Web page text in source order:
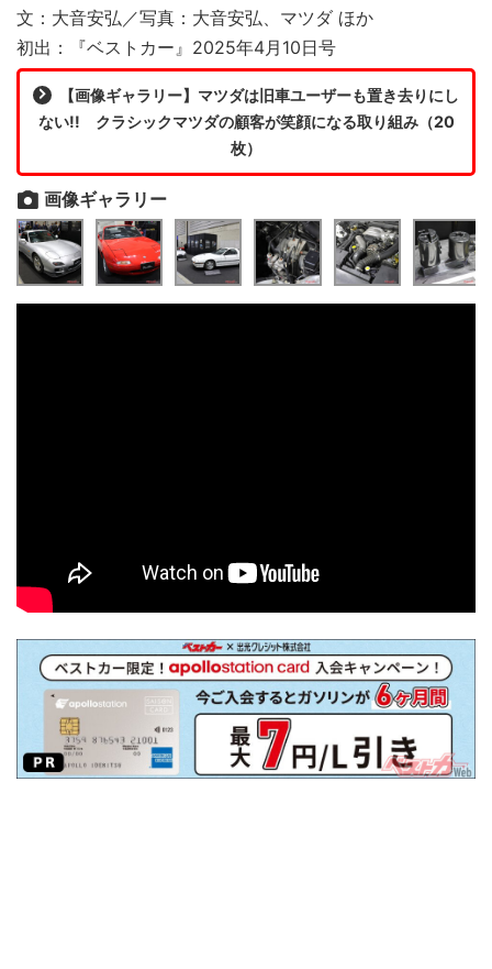
文：大音安弘／写真：大音安弘、マツダ ほか
初出：『ベストカー』2025年4月10日号
【画像ギャラリー】マツダは旧車ユーザーも置き去りにし
ない!! クラシックマツダの顧客が笑顔になる取り組み（20
枚）
画像ギャラリー